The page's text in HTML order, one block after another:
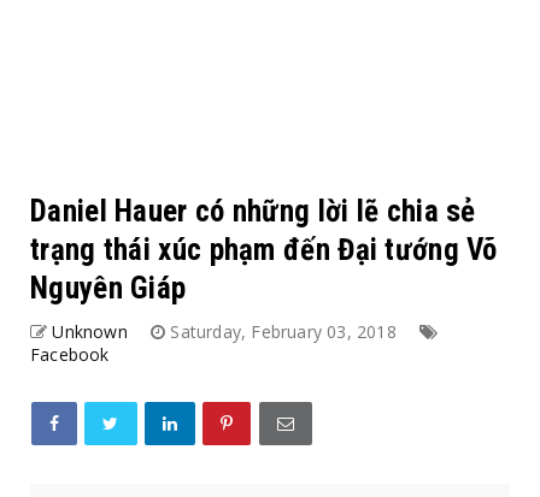
Daniel Hauer có những lời lẽ chia sẻ
trạng thái xúc phạm đến Đại tướng Võ
Nguyên Giáp
Unknown
Saturday, February 03, 2018
Facebook